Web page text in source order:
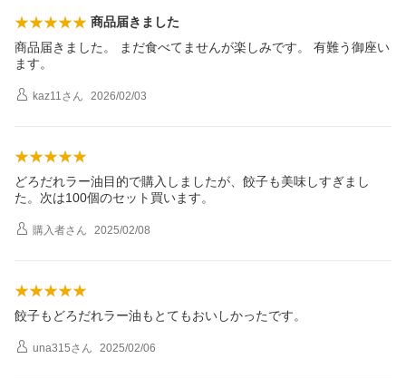
商品届きました
商品届きました。 まだ食べてませんが楽しみです。 有難う御座い
ます。
kaz11 さん 2026/02/03
どろだれラー油目的で購入しましたが、餃子も美味しすぎまし
た。次は100個のセット買います。
購入者さん 2025/02/08
餃子もどろだれラー油もとてもおいしかったです。
una315さん 2025/02/06